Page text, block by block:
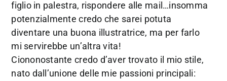
figlio in palestra, rispondere alle mail…insomma
potenzialmente credo che sarei potuta
diventare una buona illustratrice, ma per farlo
mi servirebbe un’altra vita!
Ciononostante credo d’aver trovato il mio stile,
nato dall’unione delle mie passioni principali: